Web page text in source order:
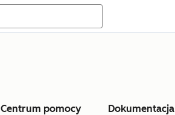
Centrum pomocy Dokumentacja